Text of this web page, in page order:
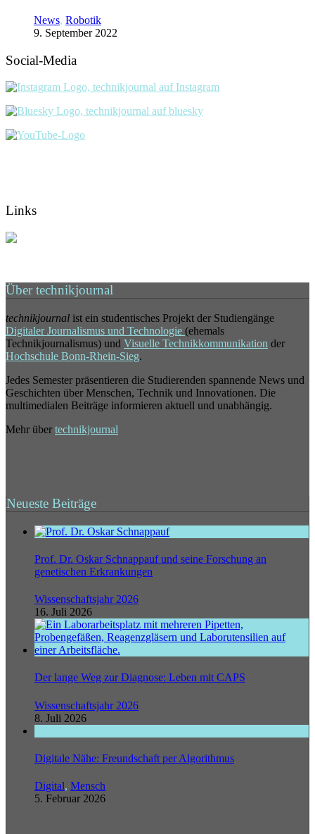
News, Robotik
9. September 2022
Social-Media
Links
Über technikjournal
technikjournal ist ein studentisches Projekt der Studiengänge
Digitaler Journalismus und Technologie (ehemals
Technikjournalismus) und Visuelle Technikkommunikation der
Hochschule Bonn-Rhein-Sieg.
Jedes Semester präsentieren die Studierenden spannende News und
Geschichten über Menschen, Technik und Innovationen. Die
multimedialen Beiträge informieren aktuell und unabhängig.
Mehr über technikjournal
Neueste Beiträge
Prof. Dr. Oskar Schnappauf und seine Forschung an
genetischen Erkrankungen
Wissenschaftsjahr 2026
16. Juli 2026
Der lange Weg zur Diagnose: Leben mit CAPS
Wissenschaftsjahr 2026
8. Juli 2026
Digitale Nähe: Freundschaft per Algorithmus
Digital, Mensch
5. Februar 2026